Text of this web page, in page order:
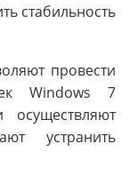
стабильность
провести
Windows 7
устранить